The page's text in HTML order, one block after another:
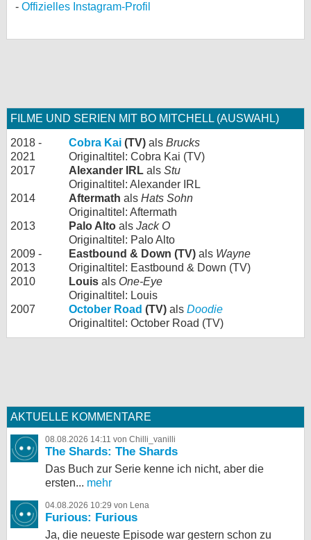
Offizielles Instagram-Profil
FILME UND SERIEN MIT BO MITCHELL (AUSWAHL)
2018 -
2021
Cobra Kai (TV) als Brucks
Originaltitel: Cobra Kai (TV)
2017
Alexander IRL als Stu
Originaltitel: Alexander IRL
2014
Aftermath als Hats Sohn
Originaltitel: Aftermath
2013
Palo Alto als Jack O
Originaltitel: Palo Alto
2009 -
2013
Eastbound & Down (TV) als Wayne
Originaltitel: Eastbound & Down (TV)
2010
Louis als One-Eye
Originaltitel: Louis
2007
October Road (TV) als Doodie
Originaltitel: October Road (TV)
AKTUELLE KOMMENTARE
08.08.2026 14:11 von Chilli_vanilli
The Shards: The Shards
Das Buch zur Serie kenne ich nicht, aber die
ersten... mehr
04.08.2026 10:29 von Lena
Furious: Furious
Ja, die neueste Episode war gestern schon zu